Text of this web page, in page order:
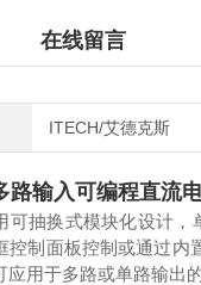
在线留言
ITECH/艾德克斯
输入可编程直流
可抽换式模块化设计，
控制面板控制或通过内
应用于多路或单路输出